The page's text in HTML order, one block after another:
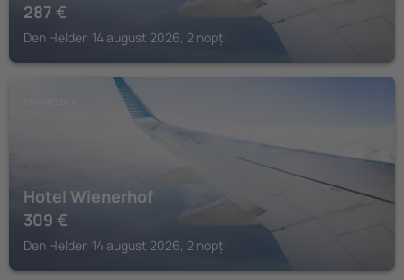
287 €
Den Helder, 14 august 2026, 2 nopți
Hotel Wienerhof
309 €
Den Helder, 14 august 2026, 2 nopți